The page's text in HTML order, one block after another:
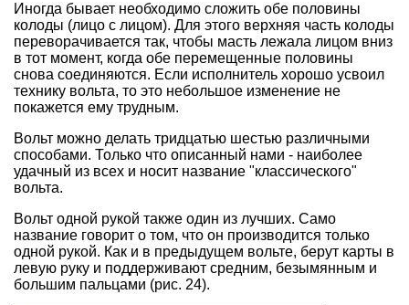
Иногда бывает необходимо сложить обе половины
колоды (лицо с лицом). Для этого верхняя часть колоды
переворачивается так, чтобы масть лежала лицом вниз
в тот момент, когда обе перемещенные половины
снова соединяются. Если исполнитель хорошо усвоил
технику вольта, то это небольшое изменение не
покажется ему трудным.
Вольт можно делать тридцатью шестью различными
способами. Только что описанный нами - наиболее
удачный из всех и носит название "классического"
вольта.
Вольт одной рукой также один из лучших. Само
название говорит о том, что он производится только
одной рукой. Как и в предыдущем вольте, берут карты в
левую руку и поддерживают средним, безымянным и
большим пальцами (рис. 24).